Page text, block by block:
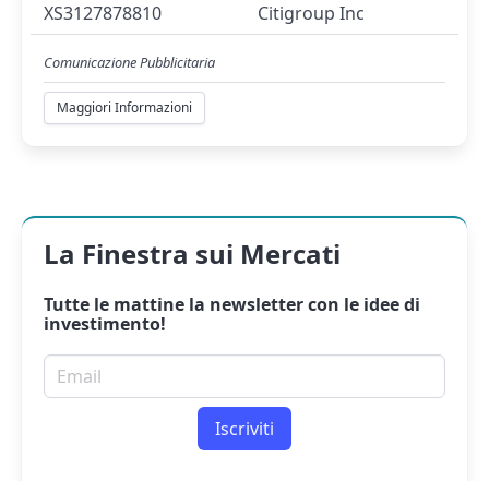
XS3127878810 Citigroup Inc
Comunicazione Pubblicitaria
Maggiori Informazioni
La Finestra sui Mercati
Tutte le mattine la newslettercon le idee di
investimento!
Email per newsletter
Iscriviti